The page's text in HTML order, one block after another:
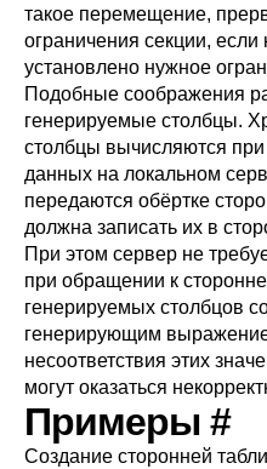
такое перемещение,
ограничения секции,
установлено нужное
Подобные соображения
генерируемые столбцы.
столбцы вычисляются
данных на локальном
передаются обёртке
должна записать их в
При этом сервер не
при обращении к
генерируемых столбцов
генерирующим
несоответствия этих
могут оказаться
Примеры #
Создание сторонней